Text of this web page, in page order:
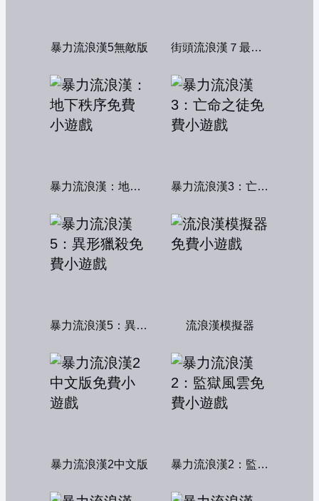
暴力流浪漢5無敵版 街頭流浪漢７最終章
暴力流浪漢：地下秩序 暴力流浪漢3：亡命之徒
暴力流浪漢5：異形獵殺 流浪漢模擬器
暴力流浪漢2中文版 暴力流浪漢2：監獄風雲